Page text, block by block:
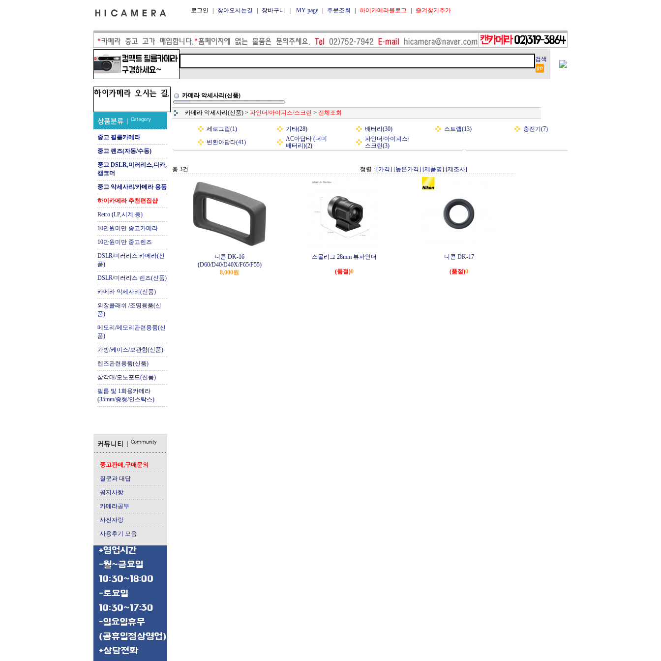
로그인 찾아오시는길 장바구니 MY page 주문조회 하이카메라블로그 즐겨찾기추가
검색
중고 필름카메라
중고 렌즈(자동/수동)
중고 DSLR,미러리스,디카,
캠코더
중고 악세사리/카메라 용품
하이카메라 추천편집샵
Retro (LP,시계 등)
10만원미만 중고카메라
10만원미만 중고렌즈
DSLR/미러리스 카메라(신
품)
DSLR/미러리스 렌즈(신품)
카메라 악세사리(신품)
외장플래쉬 /조명용품(신
품)
메모리/메모리관련용품(신
품)
가방/케이스/보관함(신품)
렌즈관련용품(신품)
삼각대/모노포드(신품)
필름 및 1회용카메라
(35mm/중형/인스탁스)
중고판매,구매문의
질문과 대답
공지사항
카메라공부
사진자랑
사용후기 모음
카메라 악세사리(신품)
카메라 악세사리(신품) > 파인더/아이피스/스크린 > 전체조회
세로그립(1) 기타(28) 배터리(30) 스트랩(13)
충전기(7)
변환아답타(41)
AC아답타 (더미
배터리)(2)
파인더/아이피스/
스크린(3)
총 3건 정렬 : [가격] [높은가격] [제품명] [제조사]
니콘 DK-16
(D60/D40/D40X/F65/F55)
8,000원
스몰리그 28mm 뷰파인더
(품절)0
니콘 DK-17
(품절)0